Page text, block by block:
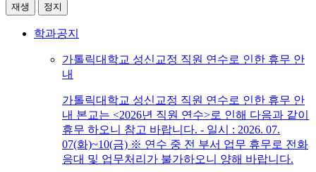
재생
정지
학과공지
가톨릭대학교 성신교정 직원 연수로 인한 휴무 안
내
가톨릭대학교 성신교정 직원 연수로 인한 휴무 안
내 본교는 <2026년 직원 연수>로 인해 다음과 같이
휴무 하오니 참고 바랍니다. - 일시 : 2026. 07.
07(화)~10(금) ※ 연수 중 전 부서 업무 휴무로 전화
응대 및 업무처리가 불가하오니 양해 바랍니다.